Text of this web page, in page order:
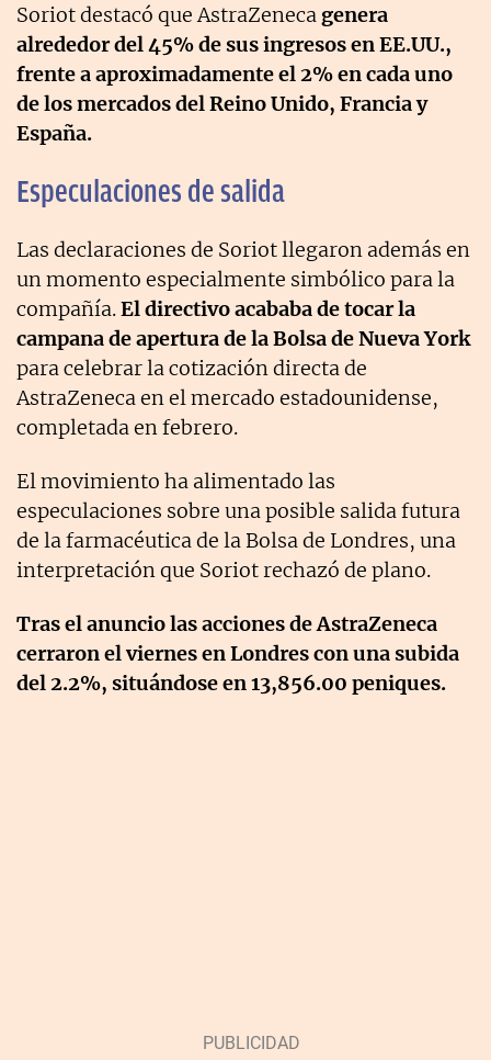
Soriot destacó que AstraZeneca genera
alrededor del 45% de sus ingresos en EE.UU.,
frente a aproximadamente el 2% en cada uno
de los mercados del Reino Unido, Francia y
España.
Especulaciones de salida
Las declaraciones de Soriot llegaron además en
un momento especialmente simbólico para la
compañía.El directivo acababa de tocar la
campana de apertura de la Bolsa de Nueva York
para celebrar la cotización directa de
AstraZeneca en el mercado estadounidense,
completada en febrero.
El movimiento ha alimentado las
especulaciones sobre una posible salida futura
de la farmacéutica de la Bolsa de Londres, una
interpretación que Soriot rechazó de plano.
Tras el anuncio las acciones de AstraZeneca
cerraron el viernes en Londres con una subida
del 2.2%, situándose en 13,856.00 peniques.